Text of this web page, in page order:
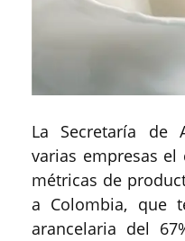
La Secretaría de
varias empresas el
métricas de
a Colombia, que
arancelaria del